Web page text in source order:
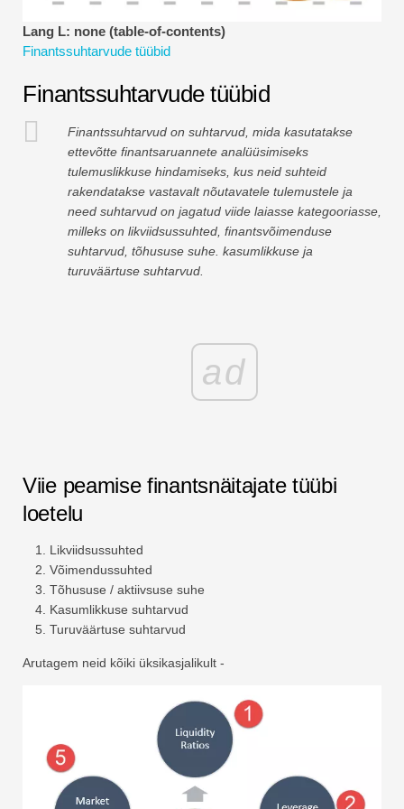
Täisvorm
Riskijuhtimise õpetused
Lang L: none (table-of-contents)
Finantssuhtarvude tüübid
Finantssuhtarvude tüübid
Finantssuhtarvud on suhtarvud, mida kasutatakse
ettevõtte finantsaruannete analüüsimiseks
tulemuslikkuse hindamiseks, kus neid suhteid
rakendatakse vastavalt nõutavatele tulemustele ja
need suhtarvud on jagatud viide laiasse kategooriasse,
milleks on likviidsussuhted, finantsvõimenduse
suhtarvud, tõhususe suhe. kasumlikkuse ja
turuväärtuse suhtarvud.
ad
Viie peamise finantsnäitajate tüübi
loetelu
Likviidsussuhted
Võimendussuhted
Tõhususe / aktiivsuse suhe
Kasumlikkuse suhtarvud
Turuväärtuse suhtarvud
Arutagem neid kõiki üksikasjalikult -